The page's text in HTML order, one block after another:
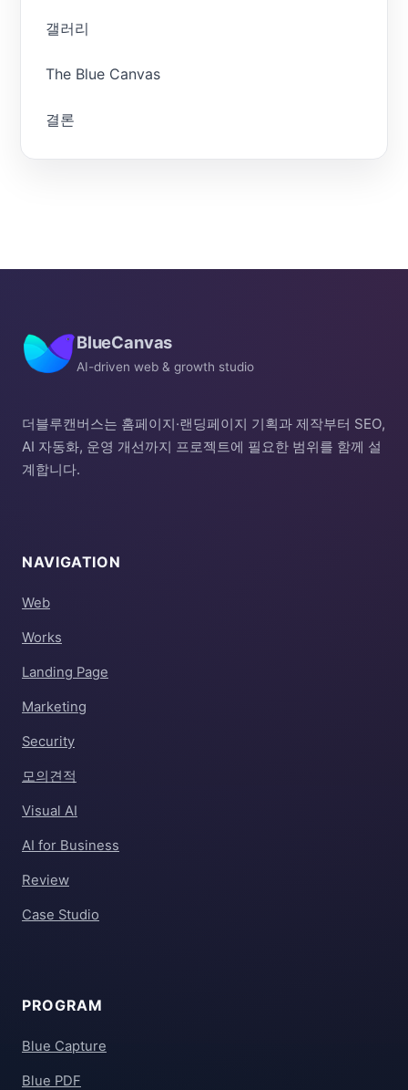
갤러리
The Blue Canvas
결론
BlueCanvas
AI-driven web & growth studio
더블루캔버스는 홈페이지·랜딩페이지 기획과 제작부터 SEO,
AI 자동화, 운영 개선까지 프로젝트에 필요한 범위를 함께 설
계합니다.
NAVIGATION
Web
Works
Landing Page
Marketing
Security
모의견적
Visual AI
AI for Business
Review
Case Studio
PROGRAM
Blue Capture
Blue PDF